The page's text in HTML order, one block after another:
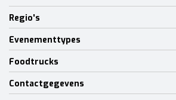
Regio's
Evenementtypes
Foodtrucks
Contactgegevens